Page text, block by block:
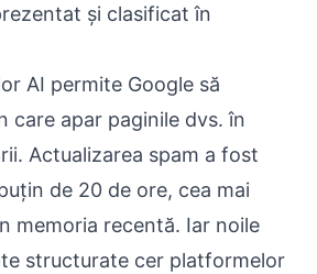
și clasificat în
AI permite Google să
care apar paginile dvs. în
Actualizarea spam a fost
de 20 de ore, cea mai
memoria recentă. Iar noile
structurate cer platformelor